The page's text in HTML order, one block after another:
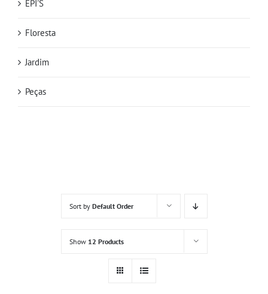
Sort by Default Order
Show 12 Products
EPI'S
Floresta
Jardim
Peças